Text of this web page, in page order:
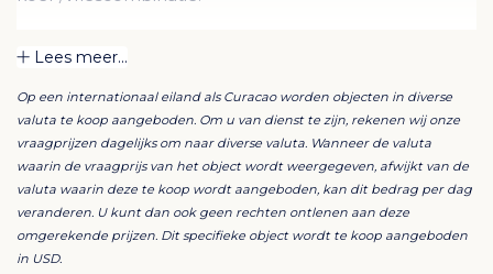
De woonkamer loopt door in een groot terras (130m2)
volledig weggeschoven worden in de muren waardoor
binnen als buiten aanvoelt.
De villa is goed op de wind gebouwd wat zorgt voor
een verkoelende bries, de royale porch biedt
voldoende schaduw waar u heerlijk kunt relaxen en
Lees meer...
Op een internationaal eiland als Curacao worden objecten in diverse
valuta te koop aangeboden. Om u van dienst te zijn, rekenen wij onze
vraagprijzen dagelijks om naar diverse valuta. Wanneer de valuta
waarin de vraagprijs van het object wordt weergegeven, afwijkt van de
valuta waarin deze te koop wordt aangeboden, kan dit bedrag per dag
veranderen. U kunt dan ook geen rechten ontlenen aan deze
omgerekende prijzen. Dit specifieke object wordt te koop aangeboden
in USD.